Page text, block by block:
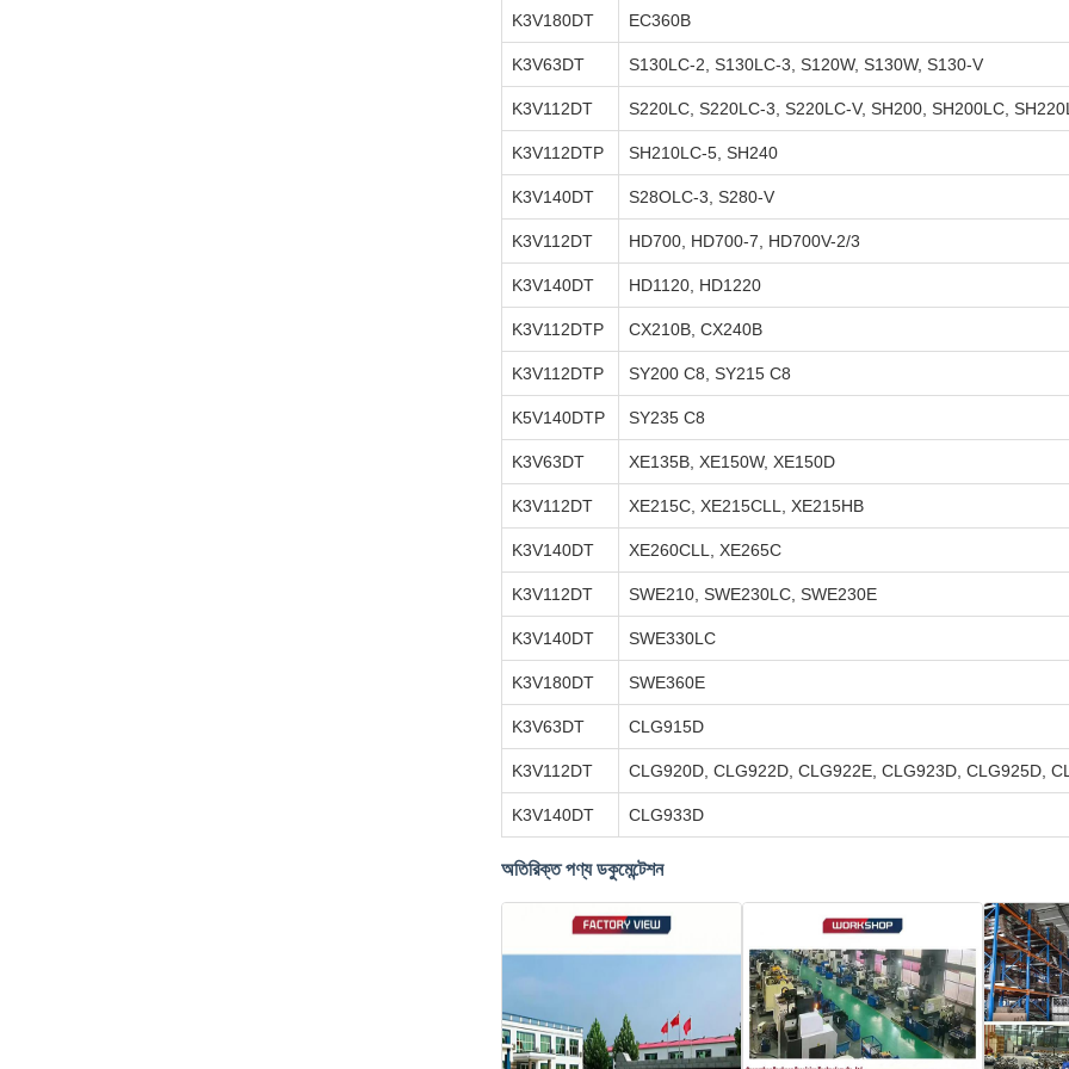
K3V180DT EC360B
K3V63DT S130LC-2, S130LC-3, S120W, S130W, S130-V
K3V112DT S220LC, S220LC-3, S220LC-V, SH200, SH200LC,
K3V112DTP SH210LC-5, SH240
K3V140DT S28OLC-3, S280-V
K3V112DT HD700, HD700-7, HD700V-2/3
K3V140DT HD1120, HD1220
K3V112DTP CX210B, CX240B
K3V112DTP SY200 C8, SY215 C8
K5V140DTP SY235 C8
K3V63DT XE135B, XE150W, XE150D
K3V112DT XE215C, XE215CLL, XE215HB
K3V140DT XE260CLL, XE265C
K3V112DT SWE210, SWE230LC, SWE230E
K3V140DT SWE330LC
K3V180DT SWE360E
K3V63DT CLG915D
K3V112DT CLG920D, CLG922D, CLG922E, CLG923D, CLG925D,
K3V140DT CLG933D
অতিরিক্ত পণ্য ডকুমেন্টেশন